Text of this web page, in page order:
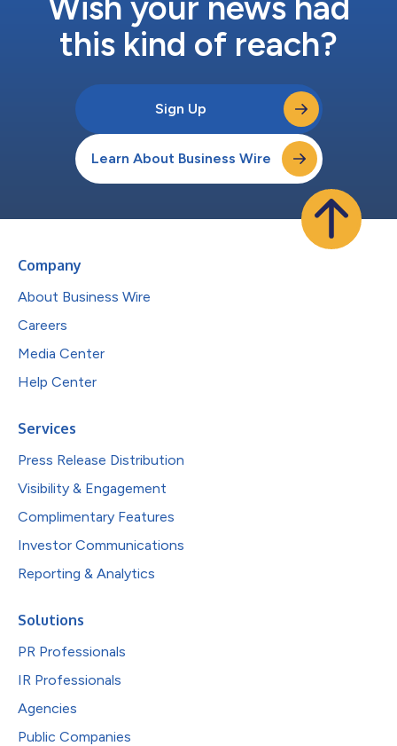
this kind of reach?
Sign Up
Learn About Business Wire
Company
About Business Wire
Careers
Media Center
Help Center
Services
Press Release Distribution
Visibility & Engagement
Complimentary Features
Investor Communications
Reporting & Analytics
Solutions
PR Professionals
IR Professionals
Agencies
Public Companies